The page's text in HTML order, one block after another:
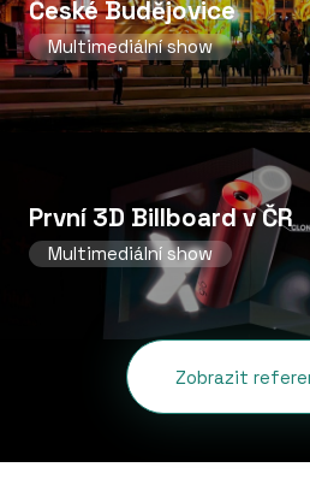
České Budějovice
Multimediální show
První 3D Billboard v ČR
Multimediální show
Zobrazit